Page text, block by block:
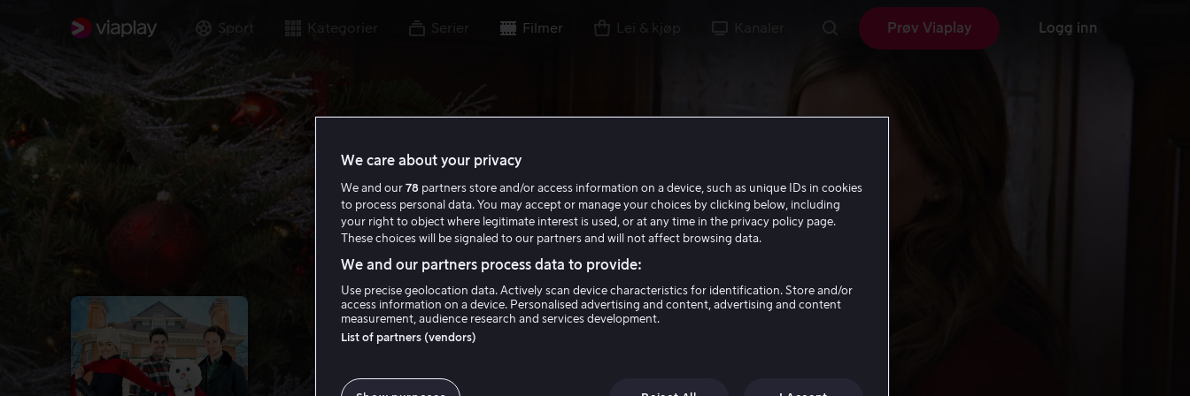
Sport Kategorier Serier Filmer Lei & kjøp Kanaler Prøv Viaplay Logg inn
We care about your privacy
We and our 78 partners store and/or access information on a device, such as unique IDs in cookies
to process personal data. You may accept or manage your choices by clicking below, including
your right to object where legitimate interest is used, or at any time in the privacy policy page.
These choices will be signaled to our partners and will not affect browsing data.
We and our partners process data to provide:
Use precise geolocation data. Actively scan device characteristics for identification. Store and/or
access information on a device. Personalised advertising and content, advertising and content
measurement, audience research and services development.
List of partners (vendors)